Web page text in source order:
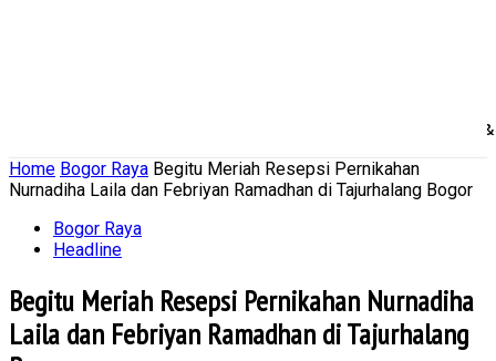
Politik
Home Bogor Raya Begitu Meriah Resepsi Pernikahan
Nurnadiha Laila dan Febriyan Ramadhan di Tajurhalang Bogor
Bogor Raya
Headline
Begitu Meriah Resepsi Pernikahan Nurnadiha
Laila dan Febriyan Ramadhan di Tajurhalang